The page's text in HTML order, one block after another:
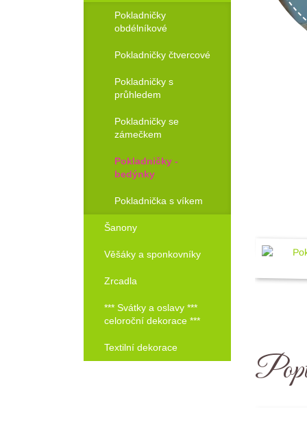
Objednat!
Pokladničky
obdélníkové
Pokladničky čtvercové
Pokladničky s
průhledem
Pokladničky se
zámečkem
Pokladničky -
bedýnky
Pokladnička s víkem
Šanony
Věšáky a sponkovníky
Zrcadla
*** Svátky a oslavy ***
celoroční dekorace ***
Textilní dekorace